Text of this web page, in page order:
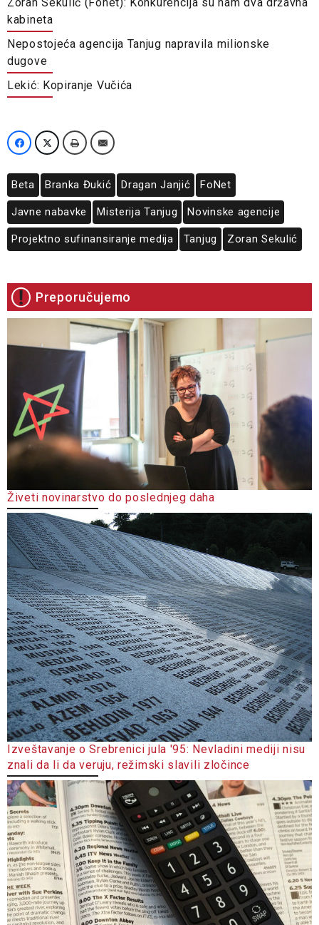
Zoran Sekulić (Fonet): Konkurencija su nam dva državna
kabineta
Nepostojeća agencija Tanjug napravila milionske
dugove
Lekić: Kopiranje Vučića
Beta Branka Đukić Dragan Janjić FoNet
Javne nabavke Misterija Tanjug Novinske agencije
Projektno sufinansiranje medija Tanjug Zoran Sekulić
Preporučujemo
Živeti novinarstvo do poslednjeg daha
Izveštavanje o Srebrenici jula '95: Nevladini mediji nisu
znali da li da veruju, režimski slavili zločince